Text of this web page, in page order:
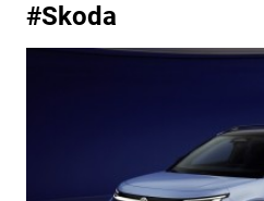
#Skoda